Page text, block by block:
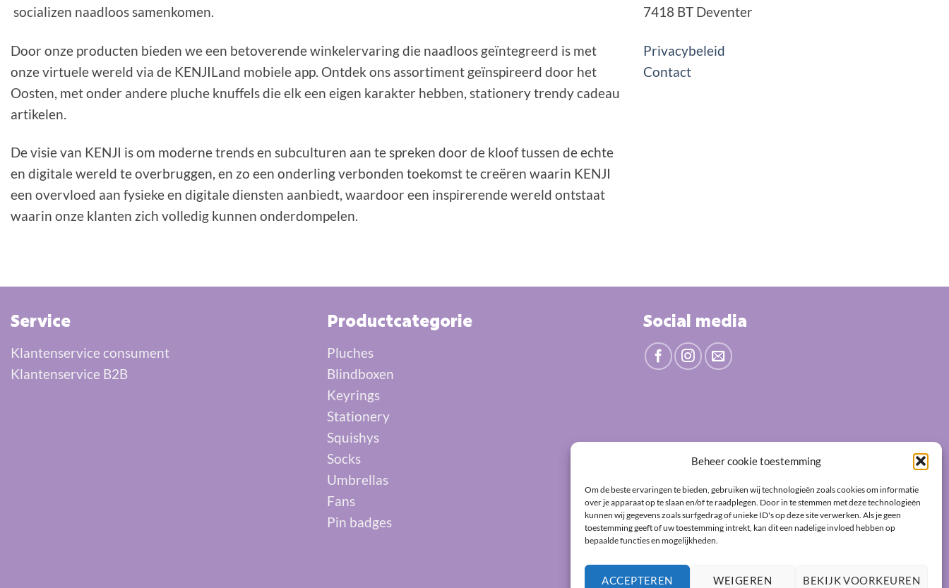
Beheer cookie toestemming
Om de beste ervaringen te bieden, gebruiken wij technologieën zoals cookies om informatie
over je apparaat op te slaan en/of te raadplegen. Door in te stemmen met deze technologieën
kunnen wij gegevens zoals surfgedrag of unieke ID's op deze site verwerken. Als je geen
toestemming geeft of uw toestemming intrekt, kan dit een nadelige invloed hebben op
bepaalde functies en mogelijkheden.
ACCEPTEREN WEIGEREN BEKIJK VOORKEUREN
socializen naadloos samenkomen.
Door onze producten bieden we een betoverende winkelervaring die naadloos geïntegreerd is met
onze virtuele wereld via de KENJILand mobiele app. Ontdek ons assortiment geïnspireerd door het
Oosten, met onder andere pluche knuffels die elk een eigen karakter hebben, stationery trendy cadeau
artikelen.
De visie van KENJI is om moderne trends en subculturen aan te spreken door de kloof tussen de echte
en digitale wereld te overbruggen, en zo een onderling verbonden toekomst te creëren waarin KENJI
een overvloed aan fysieke en digitale diensten aanbiedt, waardoor een inspirerende wereld ontstaat
waarin onze klanten zich volledig kunnen onderdompelen.
7418 BT Deventer
Privacybeleid
Contact
Service
Klantenservice consument
Klantenservice B2B
Productcategorie
Pluches
Blindboxen
Keyrings
Stationery
Squishys
Socks
Umbrellas
Fans
Pin badges
Social media